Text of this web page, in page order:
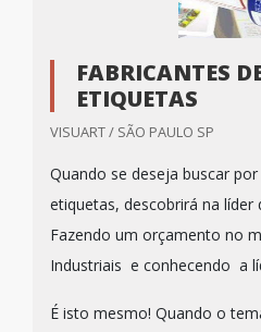
FABRICANTES
ETIQUETAS
VISUART / SÃO PAULO SP
Quando se deseja buscar
etiquetas, descobrirá na líder
Fazendo um orçamento no
Industriais e conhecendo a
É isto mesmo! Quando o